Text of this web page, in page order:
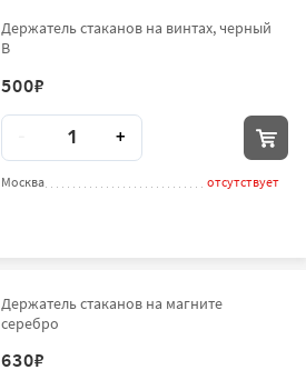
Держатель стаканов на винтах, черный
В
500₽
Количество
+
Москва отсутствует
Держатель стаканов на магните
серебро
630₽